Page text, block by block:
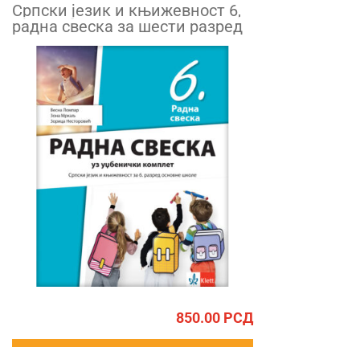
Српски језик и књижевност 6,
радна свеска за шести разред
850.00 РСД